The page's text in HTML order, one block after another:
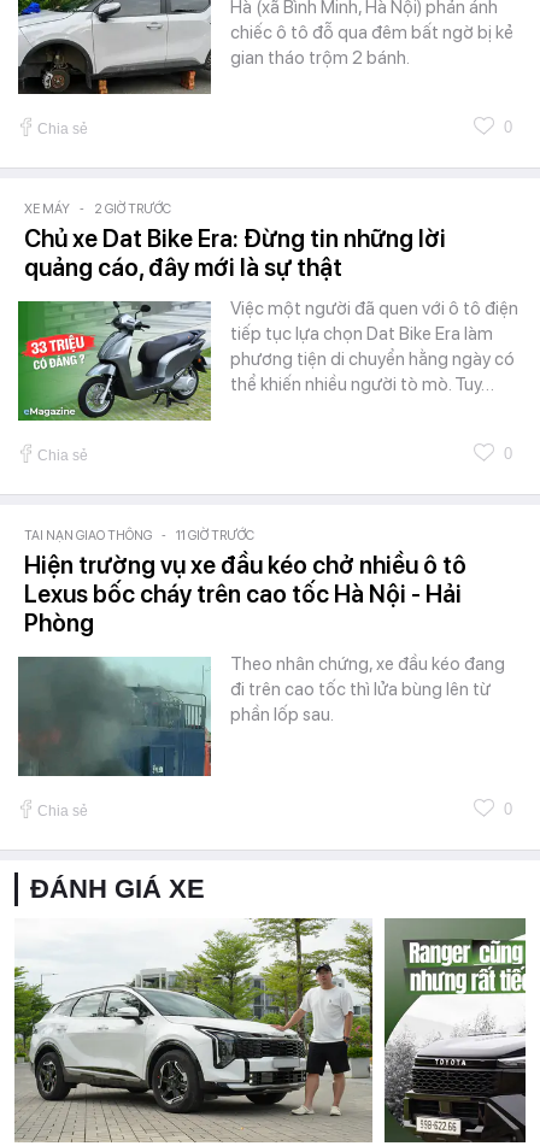
Hà (xã Bình Minh, Hà Nội) phản ánh
chiếc ô tô đỗ qua đêm bất ngờ bị kẻ
gian tháo trộm 2 bánh.
Chia sẻ 0
XE MÁY - 2 GIỜ TRƯỚC
Chủ xe Dat Bike Era: Đừng tin những lời
quảng cáo, đây mới là sự thật
Việc một người đã quen với ô tô điện
tiếp tục lựa chọn Dat Bike Era làm
phương tiện di chuyển hằng ngày có
thể khiến nhiều người tò mò. Tuy…
Chia sẻ 0
TAI NẠN GIAO THÔNG - 11 GIỜ TRƯỚC
Hiện trường vụ xe đầu kéo chở nhiều ô tô
Lexus bốc cháy trên cao tốc Hà Nội - Hải
Phòng
Theo nhân chứng, xe đầu kéo đang
đi trên cao tốc thì lửa bùng lên từ
phần lốp sau.
Chia sẻ 0
ĐÁNH GIÁ XE